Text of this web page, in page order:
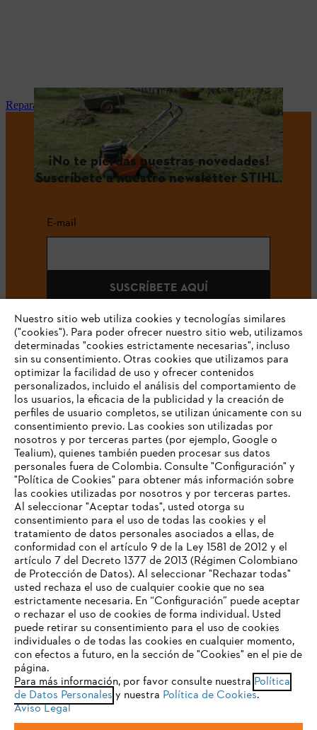
Reparación y mantenimiento STIHL en tu tienda especialista
¡No te pierdas nuestras novedades!
Suscríbete a nuestro newsletter STIHL.
E-mail
SUSCRÍBETE AQUÍ
#STIHLCOLOMBIA
Nuestra empresa
Preguntas frecuentes
Contacto
Política tratamiento de datos personales Aviso legal
Cookies Información legal
TU NAVEGADOR NO ES
COMPATIBLE
El navegador que estás utilizando no es compatible con
nuestra página web. Para que puedas disfrutar de nuestro
contenido, utiliza uno de los siguientes navegadores:
firefox chrome
safari edge
Nuestro sitio web utiliza cookies y tecnologías similares
("cookies"). Para poder ofrecer nuestro sitio web, utilizamos
determinadas "cookies estrictamente necesarias", incluso
sin su consentimiento. Otras cookies que utilizamos para
optimizar la facilidad de uso y ofrecer contenidos
personalizados, incluido el análisis del comportamiento de
los usuarios, la eficacia de la publicidad y la creación de
perfiles de usuario completos, se utilizan únicamente con su
consentimiento previo. Las cookies son utilizadas por
nosotros y por terceras partes (por ejemplo, Google o
Tealium), quienes también pueden procesar sus datos
personales fuera de Colombia. Consulte "Configuración" y
"Política de Cookies" para obtener más información sobre
las cookies utilizadas por nosotros y por terceras partes.
Al seleccionar "Aceptar todas", usted otorga su
consentimiento para el uso de todas las cookies y el
tratamiento de datos personales asociados a ellas, de
conformidad con el artículo 9 de la Ley 1581 de 2012 y el
artículo 7 del Decreto 1377 de 2013 (Régimen Colombiano
de Protección de Datos). Al seleccionar "Rechazar todas"
usted rechaza el uso de cualquier cookie que no sea
estrictamente necesaria. En “Configuración” puede aceptar
o rechazar el uso de cookies de forma individual. Usted
puede retirar su consentimiento para el uso de cookies
individuales o de todas las cookies en cualquier momento,
con efectos a futuro, en la sección de "Cookies" en el pie de
página.
Para más información, por favor consulte nuestra Política
de Datos Personales y nuestra Política de Cookies.
Aviso Legal